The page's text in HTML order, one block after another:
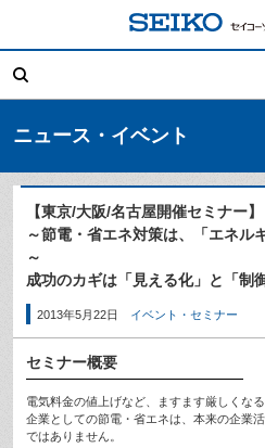
索:
ニュース・イベント
【東京/大阪/名古屋開催セミナー】
～節電・省エネ対策は、「エネル
～
成功のカギは「見える化」と「制
2013年5月22日 イベント・セミナー
セミナー概要
電気料金の値上げなど、ますます厳しくなる
企業としての節電・省エネは、本来の企業
ではありません。